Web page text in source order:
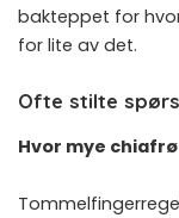
bakteppet for
for lite av det.
Ofte stilte
Hvor mye